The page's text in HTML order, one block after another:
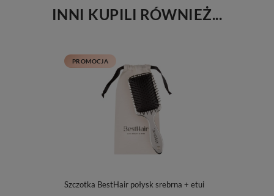
INNI KUPILI RÓWNIEŻ...
PROMOCJA
Szczotka BestHair połysk srebrna + etui